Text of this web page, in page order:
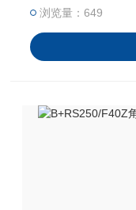
准。浏览量：649